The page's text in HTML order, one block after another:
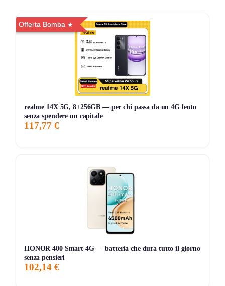
🕒 Fino a 24 ore con volume moderato e codec
⚡ Ricarica rapida, 10 minuti per circa 2 ore di musica.
🏕️ Resistenza e portabilità
💧 IP67 contro acqua e polvere, adatto anche a spiaggia
e piscina.
📦 Posizionamento orizzontale o verticale per adattare
📲 Controlli da app, gestione tracce, volume e
aggiornamenti.
Offerta Bomba
realme 14X 5G, 8+256GB — per chi passa da un 4G lento
senza spendere un capitale
117,77 €
HONOR 400 Smart 4G — batteria che dura tutto il giorno
senza pensieri
102,14 €